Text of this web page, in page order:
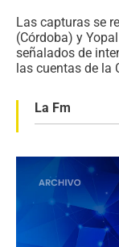
Las capturas se
(Córdoba) y
señalados de
las cuentas de la
La Fm